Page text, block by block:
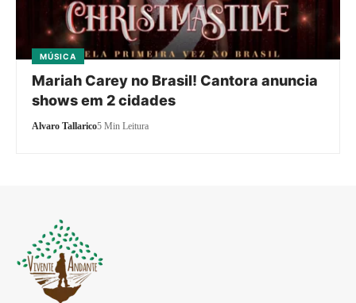
MÚSICA
Mariah Carey no Brasil! Cantora anuncia
shows em 2 cidades
Alvaro Tallarico5 Min Leitura